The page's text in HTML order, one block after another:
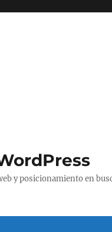
y posicionamiento en